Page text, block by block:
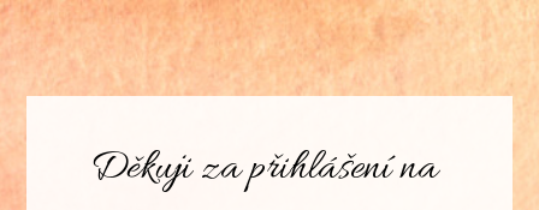
Děkuji za přihlášení na